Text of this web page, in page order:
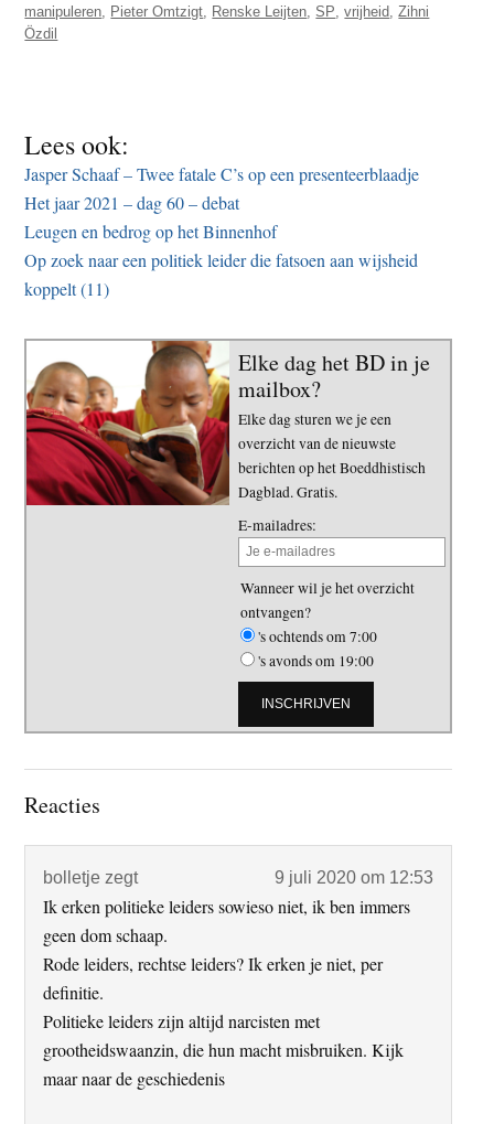
manipuleren Pieter Omtzigt Renske Leijten ,SP ,vrijheid ,Zihni
Özdil
Lees ook:
Jasper Schaaf – Twee fatale C’s op een presenteerblaadje
Het jaar 2021 – dag 60 – debat
Leugen en bedrog op het Binnenhof
Op zoek naar een politiek leider die fatsoen aan wijsheid
koppelt (11)
Elke dag het BD in je
mailbox?
Elke dag sturen we je een
overzicht van de nieuwste
berichten op het Boeddhistisch
Dagblad. Gratis.
E-mailadres:
Wanneer wil je het overzicht
ontvangen?
's ochtends om 7:00
's avonds om 19:00
Lees
Reacties
bolletje zegt 9 juli 2020 om 12:53
Ik erken politieke leiders sowieso niet, ik ben immers
geen dom schaap.
Rode leiders, rechtse leiders? Ik erken je niet, per
definitie.
Politieke leiders zijn altijd narcisten met
grootheidswaanzin, die hun macht misbruiken. Kijk
maar naar de geschiedenis